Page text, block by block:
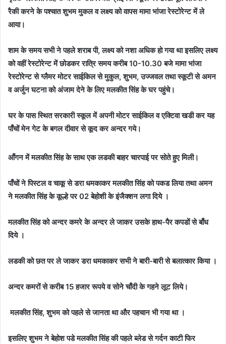
रैकी करने के पश्चात शुभम मुकल व लक्ष्य को वापस मामा भांजा रेस्टोरेन्ट में ले
आया।
शाम के समय सभी ने पहले शराब पी, लक्ष्य को नशा अधिक हो गया था इसलिए लक्ष्य
को वहीं रेस्टोरेन्ट में छोडकर रात्रि समय करीब 10-10.30 बजे मामा भांजा
रेस्टोरेन्ट से ग्लैमर मोटर साईकिल से मुकुल, शुभम, उज्जवल तथा स्कूटी से अमन
व अर्जुन घटना को अंजाम देने के लिए मलकीत सिंह के घर पहुंचे।
घर के पास स्थित सरकारी स्कूल में अपनी मोटर साईकिल व एक्टिवा खडी कर यह
पाँचों मेन गेट के बगल दीवार से कूद कर अन्दर गये।
आँगन में मलकीत सिंह के साथ एक लडकी बाहर चारपाई पर सोते हुए मिली।
पाँचों ने पिस्टल व चाकू से डरा धमकाकर मलकीत सिंह को पकड लिया तथा अमन
ने मलकीत सिंह के कूल्हे पर 02 बेहोशी के इंजैक्शन लगा दिये ।
मलकीत सिंह को अन्दर कमरे के अन्दर ले जाकर उसके हाथ-पैर कपडों से बाँध
दिये ।
लडकी को छत पर ले जाकर डरा धमकाकर सभी ने बारी-बारी से बलात्कार किया ।
अन्दर कमरों से करीब 15 हजार रूपये व सोने चाँदी के गहने लूट लिये।
मलकीत सिंह, शुभम को पहले से जानता था और पहचान भी गया था ।
इसलिए शुभम ने बेहोश पडे मलकीत सिंह की पहले ब्लेड से गर्दन काटी फिर